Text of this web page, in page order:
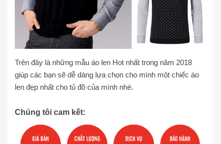
Trên đây là những mẫu áo len Hot nhất trong năm 2018
giúp các bạn sẽ dễ dàng lựa chọn cho mình một chiếc áo
len đẹp nhất cho tủ đồ của mình nhé.
Chúng tôi cam kết: